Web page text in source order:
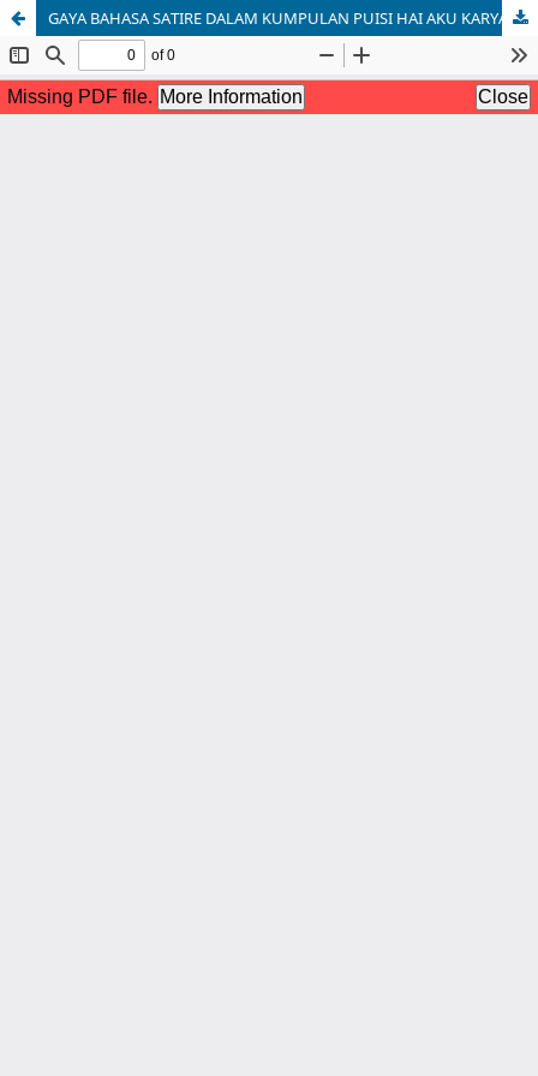
GAYA BAHASA SATIRE DALAM KUMPULAN PUISI HAI AKU KARYA NOORCA M. MASSARDI